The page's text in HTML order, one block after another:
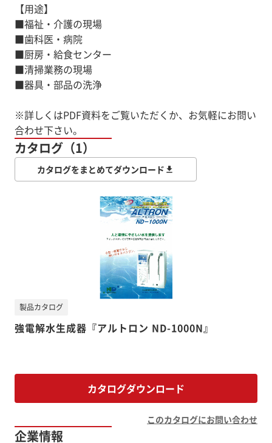
【用途】
■福祉・介護の現場
■歯科医・病院
■厨房・給食センター
■清掃業務の現場
■器具・部品の洗浄
※詳しくはPDF資料をご覧いただくか、お気軽にお問い
カタログ（1）
カタログをまとめてダウンロード
強電解水生成器『アルトロン ND-1000N』
製品カタログ
カタログダウンロード
このカタログにお問い合わせ
企業情報